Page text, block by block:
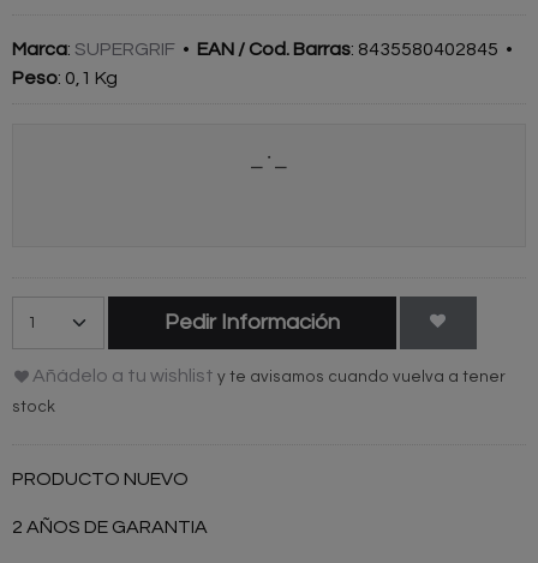
Marca: SUPERGRIF • EAN / Cod. Barras: 8435580402845 •
Peso: 0,1 Kg
Pedir Información
Añádelo a tu wishlist y te avisamos cuando vuelva a tener
stock
PRODUCTO NUEVO
2 AÑOS DE GARANTIA